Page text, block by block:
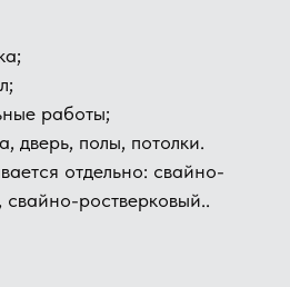
работы;
дверь, полы, потолки.
отдельно: свайно-
свайно-ростверковый..